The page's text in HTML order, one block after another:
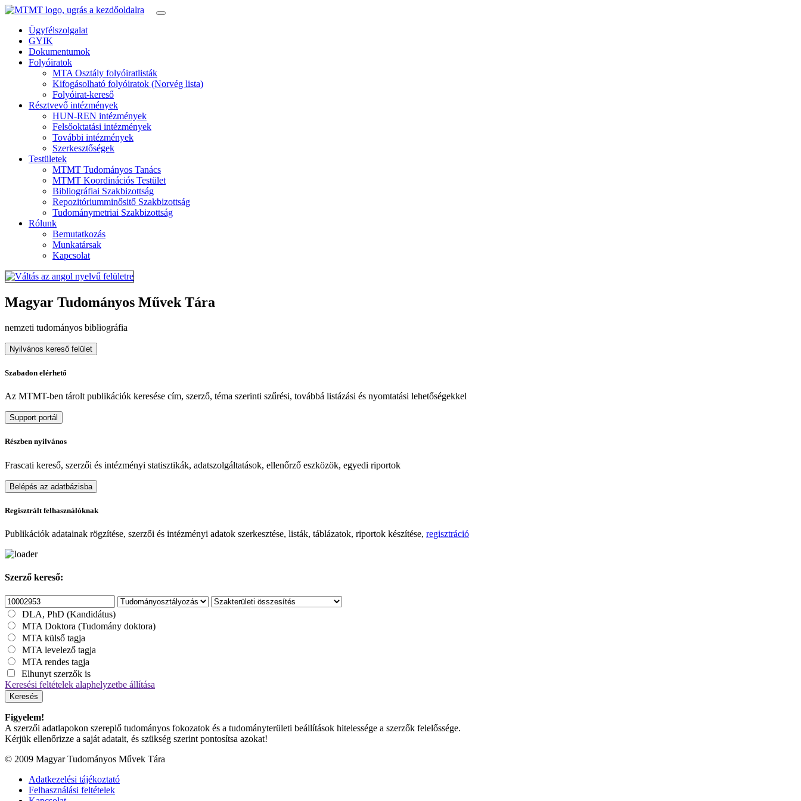
Ügyfélszolgalat
GYIK
Dokumentumok
Folyóiratok
MTA Osztály folyóiratlisták
Kifogásolható folyóiratok (Norvég lista)
Folyóirat-kereső
Résztvevő intézmények
HUN-REN intézmények
Felsőoktatási intézmények
További intézmények
Szerkesztőségek
Testületek
MTMT Tudományos Tanács
MTMT Koordinációs Testület
Bibliográfiai Szakbizottság
Repozitóriumminősitő Szakbizottság
Tudománymetriai Szakbizottság
Rólunk
Bemutatkozás
Munkatársak
Kapcsolat
Magyar Tudományos Művek Tára
nemzeti tudományos bibliográfia
Nyilvános kereső felület
Szabadon elérhető
Az MTMT-ben tárolt publikációk keresése cím, szerző, téma szerinti szűrési, továbbá listázási és nyomtatási lehetőségekkel
Support portál
Részben nyilvános
Frascati kereső, szerzői és intézményi statisztikák, adatszolgáltatások, ellenőrző eszközök, egyedi riportok
Belépés az adatbázisba
Regisztrált felhasználóknak
Publikációk adatainak rögzítése, szerzői és intézményi adatok szerkesztése, listák, táblázatok, riportok készítése, regisztráció
Szerző kereső:
DLA, PhD (Kandidátus)
MTA Doktora (Tudomány doktora)
MTA külső tagja
MTA levelező tagja
MTA rendes tagja
Elhunyt szerzők is
Keresési feltételek alaphelyzetbe állítása
Keresés
Figyelem!
A szerzői adatlapokon szereplő tudományos fokozatok és a tudományterületi beállítások hitelessége a szerzők felelőssége.
Kérjük ellenőrizze a saját adatait, és szükség szerint pontosítsa azokat!
© 2009 Magyar Tudományos Művek Tára
Adatkezelési tájékoztató
Felhasználási feltételek